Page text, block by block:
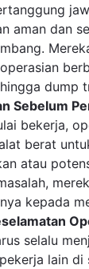
aman dan
dump
Sebelum
bekerja,
berat
atau
kepada
selalu
lain di